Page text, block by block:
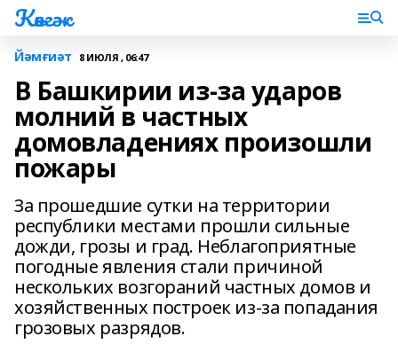
Көнгәк
Йәмғиәт 8 ИЮЛЯ , 06:47
В Башкирии из-за ударов
молний в частных
домовладениях произошли
пожары
За прошедшие сутки на территории
республики местами прошли сильные
дожди, грозы и град. Неблагоприятные
погодные явления стали причиной
нескольких возгораний частных домов и
хозяйственных построек из-за попадания
грозовых разрядов.